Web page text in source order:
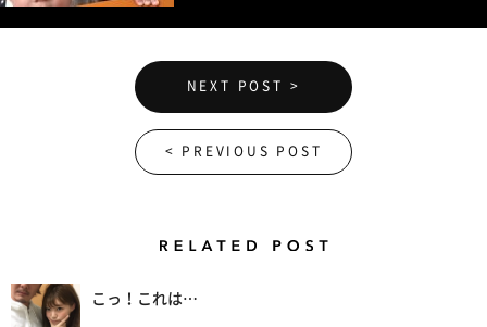
NEXT POST >
< PREVIOUS POST
こっ！これは…